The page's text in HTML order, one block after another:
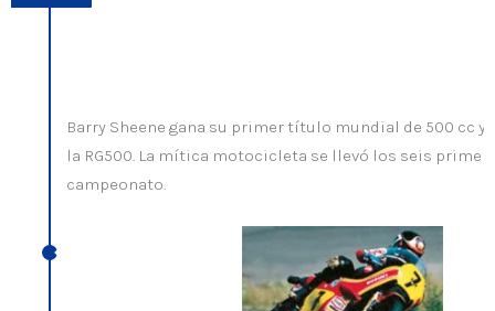
Barry Sheene gana su primer título mundial de 500 cc y
la RG500. La mítica motocicleta se llevó los seis
campeonato.